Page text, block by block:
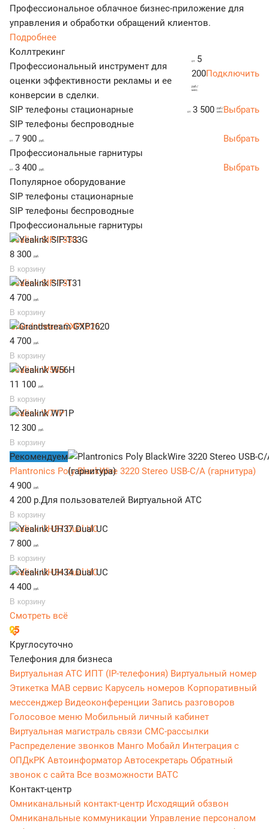
Профессиональное облачное бизнес-приложение для
управления и обработки обращений клиентов.
Подробнее
Коллтрекинг
Профессиональный инструмент для
оценки эффективности рекламы и ее
конверсии в сделки.
от5
200
руб./
мес.
Подключить
SIP телефоны стационарные от3 500
руб./
мес. Выбрать
SIP телефоны беспроводные
от7 900 руб.
Выбрать
Профессиональные гарнитуры
от3 400 руб.
Выбрать
Популярное оборудование
SIP телефоны стационарные
SIP телефоны беспроводные
Профессиональные гарнитуры
Yealink SIP-T33G
8 300
руб.
В корзину
Yealink SIP-T31
4 700
руб.
В корзину
Grandstream GXP1620
4 700
руб.
В корзину
Yealink W56H
11 100
руб.
В корзину
Yealink W71P
12 300
руб.
В корзину
Рекомендуем
Plantronics Poly BlackWire 3220 Stereo USB-C/A (гарнитура)
4 900
руб.
4 200 р.Для пользователей Виртуальной АТС
В корзину
Yealink UH37 Dual UC
7 800
руб.
В корзину
Yealink UH34 Dual UC
4 400
руб.
В корзину
Смотреть всё
Круглосуточно
Телефония для бизнеса
Виртуальная АТС ИПТ (IP-телефония) Виртуальный номер
Этикетка МАВ сервис Карусель номеров Корпоративный
мессенджер Видеоконференции Запись разговоров
Голосовое меню Мобильный личный кабинет
Виртуальная магистраль связи СМС-рассылки
Распределение звонков Манго Мобайл Интеграция с
ОПДкРК Автоинформатор Автосекретарь Обратный
звонок с сайта Все возможности ВАТС
Контакт-центр
Омниканальный контакт-центр Исходящий обзвон
Омниканальные коммуникации Управление персоналом